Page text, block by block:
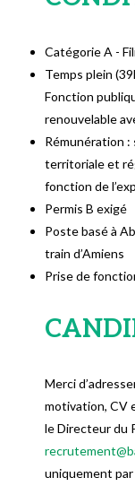
Catégorie A -
Temps plein
Fonction
renouvelable
Rémunération :
territoriale et
fonction de
Permis B exigé
Poste basé à
train d’Amiens
Prise de
Merci
motivation, CV
le Directeur du
uniquement